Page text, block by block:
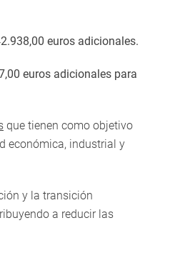
euros adicionales.
euros adicionales para
que tienen como objetivo
económica, industrial y
y la transición
a reducir las